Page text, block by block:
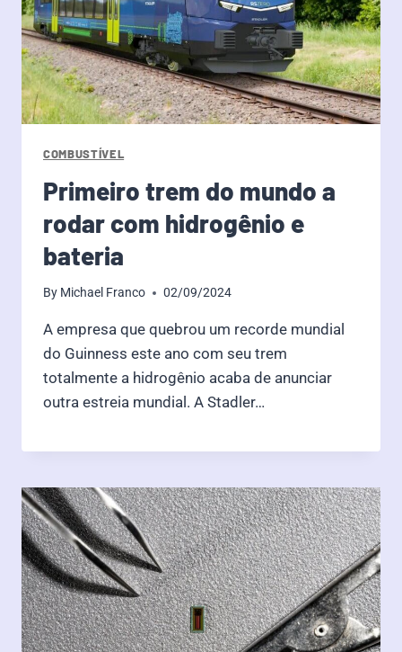
COMBUSTÍVEL
Primeiro trem do mundo a
rodar com hidrogênio e
bateria
By Michael Franco 02/09/2024
A empresa que quebrou um recorde mundial
do Guinness este ano com seu trem
totalmente a hidrogênio acaba de anunciar
outra estreia mundial. A Stadler…